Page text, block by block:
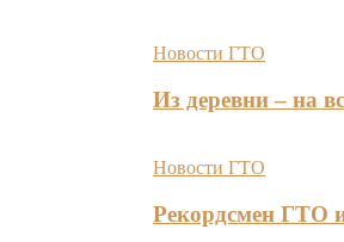
Новости ГТО
Из деревни – на
Новости ГТО
Рекордсмен ГТО